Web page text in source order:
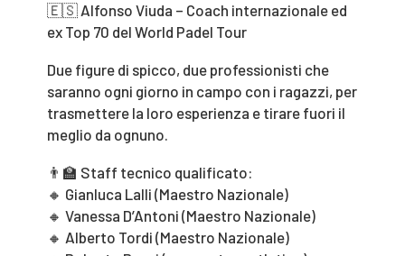
🇪🇸 Alfonso Viuda – Coach internazionale ed
ex Top 70 del World Padel Tour
Due figure di spicco, due professionisti che
saranno ogni giorno in campo con i ragazzi, per
trasmettere la loro esperienza e tirare fuori il
meglio da ognuno.
👨‍🏫 Staff tecnico qualificato:
🔸 Gianluca Lalli (Maestro Nazionale)
🔸 Vanessa D’Antoni (Maestro Nazionale)
🔸 Alberto Tordi (Maestro Nazionale)